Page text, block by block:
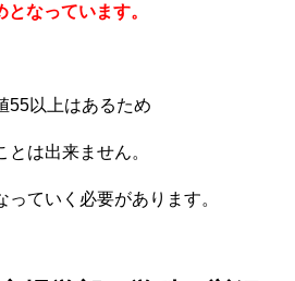
なっています。
55以上はあるため
は出来ません。
ていく必要があります。